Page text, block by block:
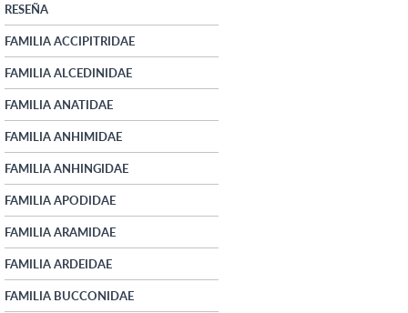
RESEÑA
FAMILIA ACCIPITRIDAE
FAMILIA ALCEDINIDAE
FAMILIA ANATIDAE
FAMILIA ANHIMIDAE
FAMILIA ANHINGIDAE
FAMILIA APODIDAE
FAMILIA ARAMIDAE
FAMILIA ARDEIDAE
FAMILIA BUCCONIDAE